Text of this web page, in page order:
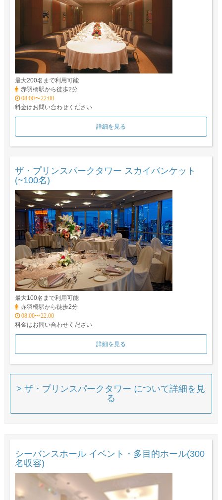
最大200名まで利用可能
赤羽橋駅から徒歩2分
08:00〜22:00
料金はお問い合わせください
詳細を見る
ザ・プリンスパークタワー スカイバンケット
(~100名)
最大100名まで利用可能
赤羽橋駅から徒歩2分
08:00〜22:00
料金はお問い合わせください
詳細を見る
> ザ・プリンスパークタワー について詳細を見
る
シーバンスホール イベント・多目的ホール(300
名収容)